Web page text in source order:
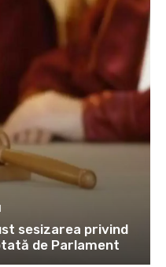
sesizarea privind
de Parlament